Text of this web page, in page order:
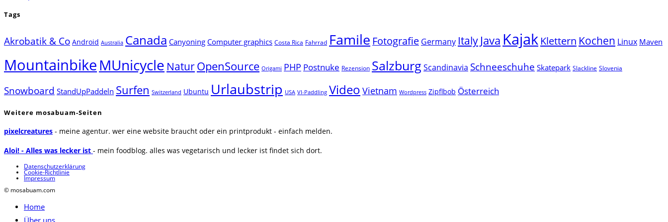
Tags
Akrobatik & Co Android Australia Canada Canyoning Computer graphics Costa Rica Fahrrad Famile Fotografie Germany Italy Java Kajak Klettern Kochen Linux Maven
MountainbikeMUnicycle NaturOpenSource Origami PHP Postnuke Rezension SalzburgScandinavia Schneeschuhe Skatepark Slackline Slovenia
Snowboard StandUpPaddeln Surfen Switzerland Ubuntu Urlaubstrip USA VI-Paddling Video Vietnam Wordpress Zipflbob Österreich
Weitere mosabuam-Seiten
pixelcreatures - meine agentur. wer eine website braucht oder ein printprodukt - einfach melden.
Aloi! - Alles was lecker ist - mein foodblog. alles was vegetarisch und lecker ist findet sich dort.
Datenschutzerklärung
Cookie-Richtlinie
Impressum
© mosabuam.com
Home
Über uns